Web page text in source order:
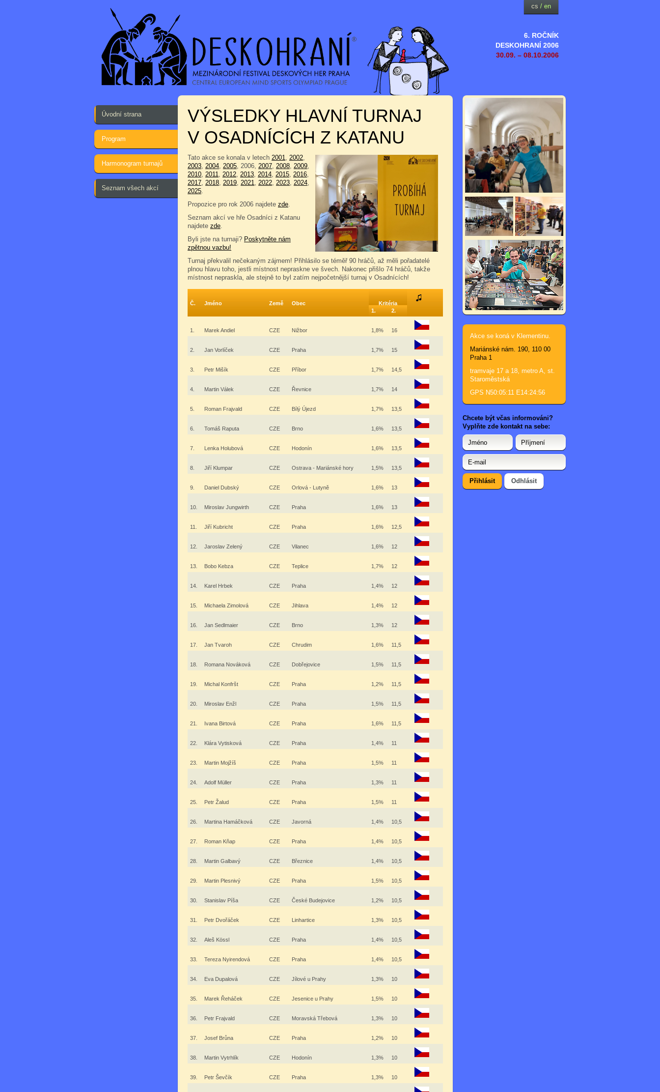
6. ROČNÍK
DESKOHRANÍ 2006
30.09. – 08.10.2006
cs / en
Úvodní strana
Program
Harmonogram turnajů
Seznam všech akcí
VÝSLEDKY HLAVNÍ TURNAJ
V OSADNÍCÍCH Z KATANU
Tato akce se konala v letech 2001, 2002,
2003, 2004, 2005, 2006, 2007, 2008, 2009,
2010, 2011, 2012, 2013, 2014, 2015, 2016,
2017, 2018, 2019, 2021, 2022, 2023, 2024,
2025.
Propozice pro rok 2006 najdete zde.
Seznam akcí ve hře Osadníci z Katanu
najdete zde.
Byli jste na turnaji? Poskytněte nám
zpětnou vazbu!
Turnaj překvalil nečekaným zájmem! Přihlásilo se téměř 90 hráčů, až měli pořadatelé
plnou hlavu toho, jestli místnost nepraskne ve švech. Nakonec přišlo 74 hráčů, takže
místnost nepraskla, ale stejně to byl zatím nejpočetnější turnaj v Osadnících!
Č. Jméno Země Obec
Kritéria
1.
2.
1. Marek Andiel CZE Nižbor 1,8% 16
2. Jan Vorlíček CZE Praha 1,7% 15
3. Petr Mišík CZE Příbor 1,7% 14,5
4. Martin Válek CZE Řevnice 1,7% 14
5. Roman Frajvald CZE Bílý Újezd 1,7% 13,5
6. Tomáš Raputa CZE Brno 1,6% 13,5
7. Lenka Holubová CZE Hodonín 1,6% 13,5
8. Jiří Klumpar CZE Ostrava - Mariánské hory 1,5% 13,5
9. Daniel Dubský CZE Orlová - Lutyně 1,6% 13
10. Miroslav Jungwirth CZE Praha 1,6% 13
11. Jiří Kubricht CZE Praha 1,6% 12,5
12. Jaroslav Zelený CZE Vilanec 1,6% 12
13. Bobo Kebza CZE Teplice 1,7% 12
14. Karel Hrbek CZE Praha 1,4% 12
15. Michaela Zimolová CZE Jihlava 1,4% 12
16. Jan Sedlmaier CZE Brno 1,3% 12
17. Jan Tvaroh CZE Chrudim 1,6% 11,5
18. Romana Nováková CZE Dobřejovice 1,5% 11,5
19. Michal Konfršt CZE Praha 1,2% 11,5
20. Miroslav Enžl CZE Praha 1,5% 11,5
21. Ivana Birtová CZE Praha 1,6% 11,5
22. Klára Vytisková CZE Praha 1,4% 11
23. Martin Mojžíš CZE Praha 1,5% 11
24. Adolf Müller CZE Praha 1,3% 11
25. Petr Žalud CZE Praha 1,5% 11
26. Martina Hamáčková CZE Javorná 1,4% 10,5
27. Roman Kňap CZE Praha 1,4% 10,5
28. Martin Galbavý CZE Březnice 1,4% 10,5
29. Martin Plesnivý CZE Praha 1,5% 10,5
30. Stanislav Píša CZE České Budejovice 1,2% 10,5
31. Petr Dvořáček CZE Linhartice 1,3% 10,5
32. Aleš Kössl CZE Praha 1,4% 10,5
33. Tereza Nyirendová CZE Praha 1,4% 10,5
34. Eva Dupalová CZE Jílové u Prahy 1,3% 10
35. Marek Řeháček CZE Jesenice u Prahy 1,5% 10
36. Petr Frajvald CZE Moravská Třebová 1,3% 10
37. Josef Brůna CZE Praha 1,2% 10
38. Martin Vytrhlík CZE Hodonín 1,3% 10
39. Petr Ševčík CZE Praha 1,3% 10
Akce se koná v Klementinu.
Mariánské nám. 190, 110 00
Praha 1
tramvaje 17 a 18, metro A, st.
Staroměstská
GPS N50:05:11 E14:24:56
Chcete být včas informováni?
Vyplňte zde kontakt na sebe: